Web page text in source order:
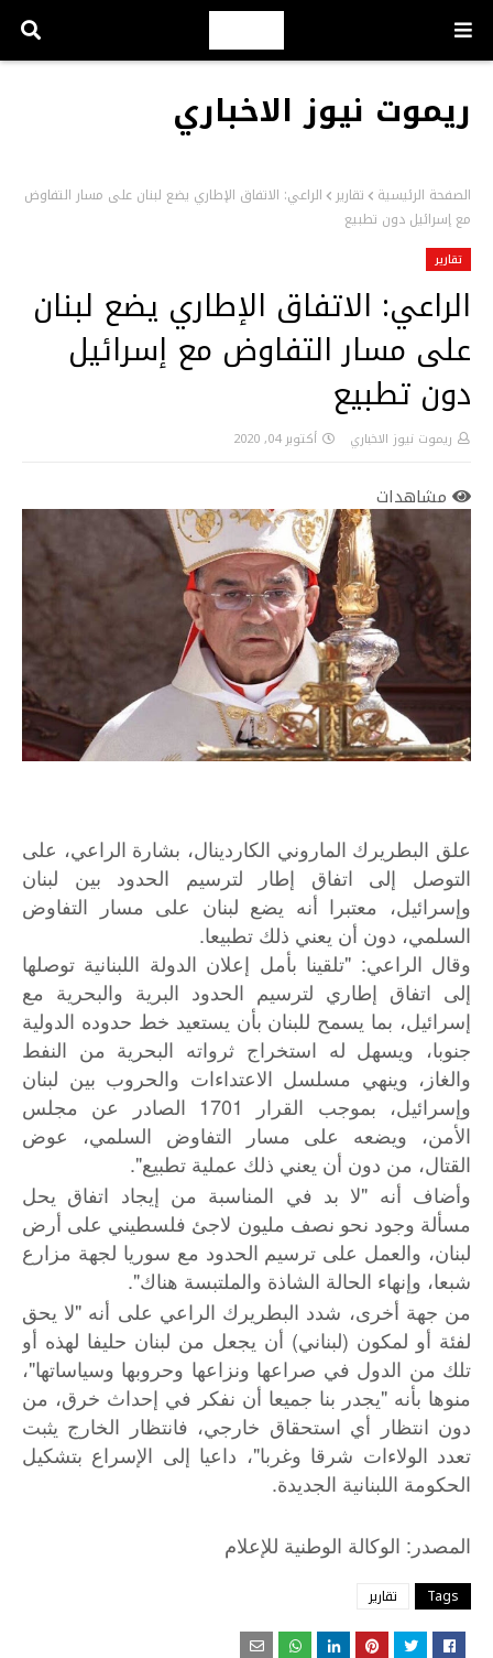
ريموت نيوز الاخباري
الصفحة الرئيسية تقارير
الراعي: الاتفاق الإطاري يضع لبنان على مسار التفاوض
مع إسرائيل دون تطبيع
تقارير
الراعي: الاتفاق الإطاري يضع لبنان
على مسار التفاوض مع إسرائيل
دون تطبيع
ريموت نيوز الاخباري أكتوبر 04, 2020
مشاهدات
علق البطريرك الماروني الكاردينال، بشارة الراعي، على
التوصل إلى اتفاق إطار لترسيم الحدود بين لبنان
وإسرائيل، معتبرا أنه يضع لبنان على مسار التفاوض
السلمي، دون أن يعني ذلك تطبيعا.
وقال الراعي: "تلقينا بأمل إعلان الدولة اللبنانية توصلها
إلى اتفاق إطاري لترسيم الحدود البرية والبحرية مع
إسرائيل، بما يسمح للبنان بأن يستعيد خط حدوده الدولية
جنوبا، ويسهل له استخراج ثرواته البحرية من النفط
والغاز، وينهي مسلسل الاعتداءات والحروب بين لبنان
وإسرائيل، بموجب القرار 1701 الصادر عن مجلس
الأمن، ويضعه على مسار التفاوض السلمي، عوض
القتال، من دون أن يعني ذلك عملية تطبيع".
وأضاف أنه "لا بد في المناسبة من إيجاد اتفاق يحل
مسألة وجود نحو نصف مليون لاجئ فلسطيني على أرض
لبنان، والعمل على ترسيم الحدود مع سوريا لجهة مزارع
شبعا، وإنهاء الحالة الشاذة والملتبسة هناك".
من جهة أخرى، شدد البطريرك الراعي على أنه "لا يحق
لفئة أو لمكون (لبناني) أن يجعل من لبنان حليفا لهذه أو
تلك من الدول في صراعها ونزاعها وحروبها وسياساتها"،
منوها بأنه "يجدر بنا جميعا أن نفكر في إحداث خرق، من
دون انتظار أي استحقاق خارجي، فانتظار الخارج يثبت
تعدد الولاءات شرقا وغربا"، داعيا إلى الإسراع بتشكيل
الحكومة اللبنانية الجديدة.
المصدر : الوكالة الوطنية للإعلام
Tags تقارير